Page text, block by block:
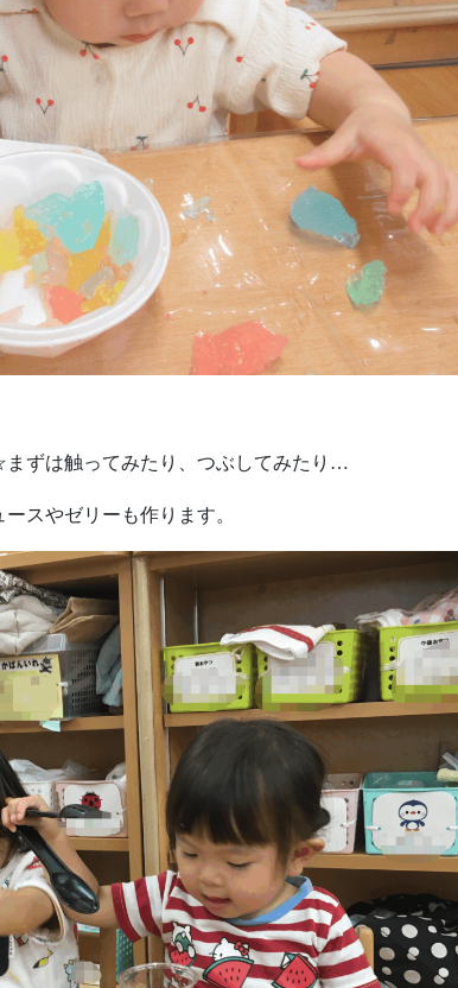
ずは触ってみたり、つぶしてみたり…
スやゼリーも作ります。